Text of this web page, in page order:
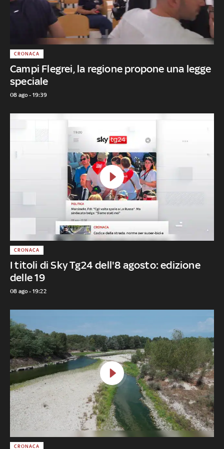
Campi Flegrei, la regione propone una legge
speciale
CRONACA
08 ago - 19:39
I titoli di Sky Tg24 dell'8 agosto: edizione
delle 19
CRONACA
08 ago - 19:22
CRONACA